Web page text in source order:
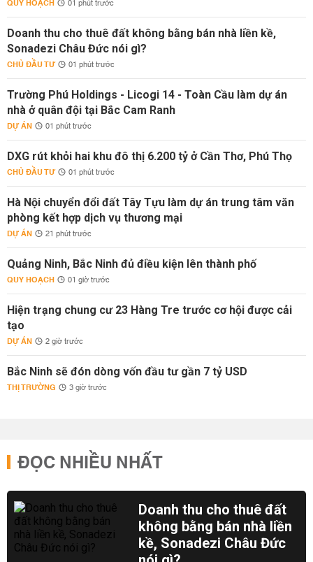
QUY HOẠCH 01 phút trước
Doanh thu cho thuê đất không bằng bán nhà liền kề,
Sonadezi Châu Đức nói gì?
CHỦ ĐẦU TƯ 01 phút trước
Trường Phú Holdings - Licogi 14 - Toàn Cầu làm dự án
nhà ở quân đội tại Bắc Cam Ranh
DỰ ÁN 01 phút trước
DXG rút khỏi hai khu đô thị 6.200 tỷ ở Cần Thơ, Phú Thọ
CHỦ ĐẦU TƯ 01 phút trước
Hà Nội chuyển đổi đất Tây Tựu làm dự án trung tâm văn
phòng kết hợp dịch vụ thương mại
DỰ ÁN 21 phút trước
Quảng Ninh, Bắc Ninh đủ điều kiện lên thành phố
QUY HOẠCH 01 giờ trước
Hiện trạng chung cư 23 Hàng Tre trước cơ hội được cải
tạo
DỰ ÁN 2 giờ trước
Bắc Ninh sẽ đón dòng vốn đầu tư gần 7 tỷ USD
THỊ TRƯỜNG 3 giờ trước
ĐỌC NHIỀU NHẤT
Doanh thu cho thuê đất
không bằng bán nhà liền
kề, Sonadezi Châu Đức